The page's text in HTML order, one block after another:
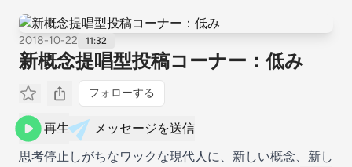
2018-10-22 11:32
新概念提唱型投稿コーナー：低み
フォローする
再生
メッセージを送信
思考停止しがちなワックな現代人に、新しい概念、新し